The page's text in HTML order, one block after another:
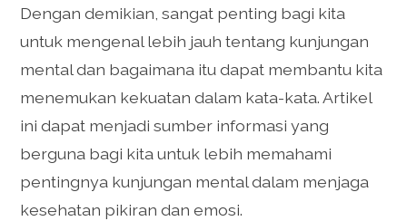
Dengan demikian, sangat penting bagi kita
untuk mengenal lebih jauh tentang kunjungan
mental dan bagaimana itu dapat membantu kita
menemukan kekuatan dalam kata-kata. Artikel
ini dapat menjadi sumber informasi yang
berguna bagi kita untuk lebih memahami
pentingnya kunjungan mental dalam menjaga
kesehatan pikiran dan emosi.